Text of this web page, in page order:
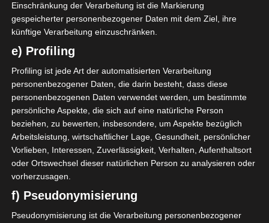
Sie ist schön schlicht und lässt sich
wunderbar zu fast allen Greengate Serien
Die Kanne nutzte ich für Säfte, Milch oder
auch als Blumenvase.
Einschränkung der Verarbeitung ist die Markierung
gespeicherter personenbezogener Daten mit dem Ziel, ihre
künftige Verarbeitung einzuschränken.
e) Profiling
Profiling ist jede Art der automatisierten Verarbeitung
personenbezogener Daten, die darin besteht, dass diese
personenbezogenen Daten verwendet werden, um bestimmte
persönliche Aspekte, die sich auf eine natürliche Person
beziehen, zu bewerten, insbesondere, um Aspekte bezüglich
Arbeitsleistung, wirtschaftlicher Lage, Gesundheit, persönlicher
Vorlieben, Interessen, Zuverlässigkeit, Verhalten, Aufenthaltsort
oder Ortswechsel dieser natürlichen Person zu analysieren oder
vorherzusagen.
f) Pseudonymisierung
Pseudonymisierung ist die Verarbeitung personenbezogener